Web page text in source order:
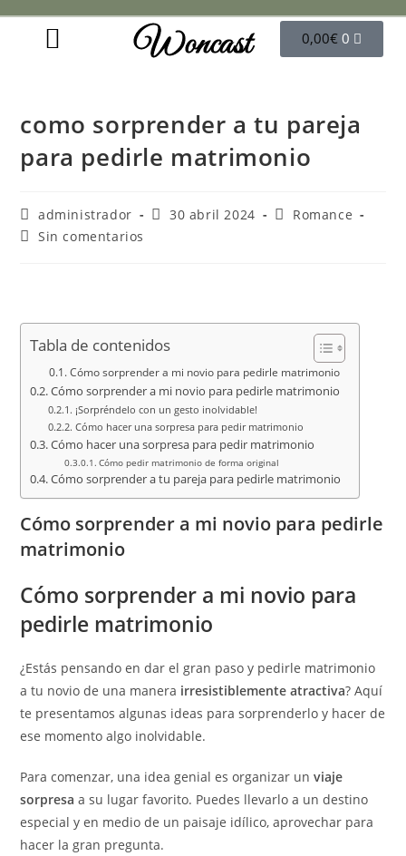
Woncast 0,00€ 0
como sorprender a tu pareja
para pedirle matrimonio
administrador 30 abril 2024
Romance
Sin comentarios
Tabla de contenidos
Cómo sorprender a mi novio para pedirle matrimonio
Cómo sorprender a mi novio para pedirle matrimonio
¡Sorpréndelo con un gesto inolvidable!
Cómo hacer una sorpresa para pedir matrimonio
Cómo hacer una sorpresa para pedir matrimonio
Cómo pedir matrimonio de forma original
Cómo sorprender a tu pareja para pedirle matrimonio
Cómo sorprender a mi novio para pedirle
matrimonio
Cómo sorprender a mi novio para
pedirle matrimonio
¿Estás pensando en dar el gran paso y pedirle matrimonio
a tu novio de una manera irresistiblemente atractiva? Aquí
te presentamos algunas ideas para sorprenderlo y hacer de
ese momento algo inolvidable.
Para comenzar, una idea genial es organizar unviaje
sorpresa a su lugar favorito. Puedes llevarlo a un destino
especial y en medio de un paisaje idílico, aprovechar para
hacer la gran pregunta.